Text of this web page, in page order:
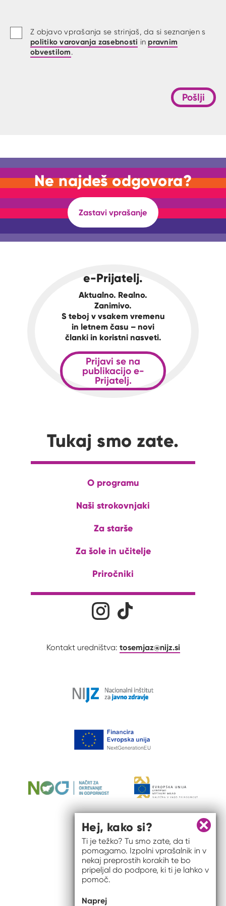
Z objavo vprašanja se strinjaš, da si seznanjen s
politiko varovanja zasebnosti in pravnim
obvestilom.
Pošlji
Ne najdeš odgovora?
Zastavi vprašanje
e-Prijatelj.
Aktualno. Realno.
Zanimivo.
S teboj v vsakem vremenu
in letnem času – novi
članki in koristni nasveti.
Prijavi se na
publikacijo e-
Prijatelj.
Tukaj smo zate.
O programu
Naši strokovnjaki
Za starše
Za šole in učitelje
Priročniki
Družabna omrežjaNa naš Instagram profil
Kontakt uredništva: tosemjaz@nijz.si
Zapri
Hej, kako si?
Ti je težko? Tu smo zate, da ti
pomagamo. Izpolni vprašalnik in v
nekaj preprostih korakih te bo
pripeljal do podpore, ki ti je lahko v
pomoč.
Naprej